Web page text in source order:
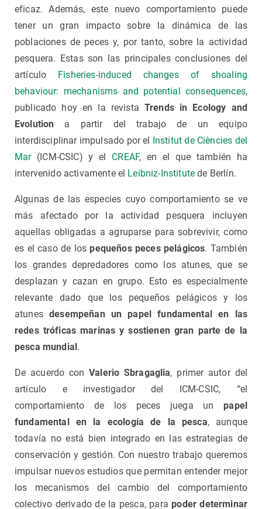
eficaz. Además, este nuevo comportamiento puede
tener un gran impacto sobre la dinámica de las
poblaciones de peces y, por tanto, sobre la actividad
pesquera. Estas son las principales conclusiones del
artículo Fisheries-induced changes of shoaling
behaviour: mechanisms and potential consequences,
publicado hoy en la revista Trends in Ecology and
Evolution a partir del trabajo de un equipo
interdisciplinar impulsado por el
Institut de Ciències del
Mar(ICM-CSIC) y el CREAF, en el que también ha
intervenido activamente el Leibniz-Institute de Berlín.
Algunas de las especies cuyo comportamiento se ve
más afectado por la actividad pesquera incluyen
aquellas obligadas a agruparse para sobrevivir, como
es el caso de lospequeños peces pelágicos. También
los grandes depredadores como los atunes, que se
desplazan y cazan en grupo. Esto es especialmente
relevante dado que los pequeños pelágicos y los
atunesdesempeñan un papel fundamental en las
redes tróficas marinas y sostienen gran parte de la
pesca mundial .
De acuerdo conValerio Sbragaglia, primer autor del
artículo e investigador del ICM-CSIC, “el
comportamiento de los peces juega unpapel
fundamental en la ecología de la pesca, aunque
todavía no está bien integrado en las estrategias de
conservación y gestión. Con nuestro trabajo queremos
impulsar nuevos estudios que permitan entender mejor
los mecanismos del cambio del comportamiento
colectivo derivado de la pesca, parapoder determinar